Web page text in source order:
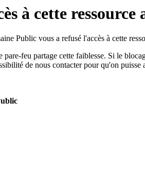
à cette ressource
Public vous a refusé l'accès à cette
pare-feu partage cette faiblesse. Si le
de nous contacter pour qu'on puisse